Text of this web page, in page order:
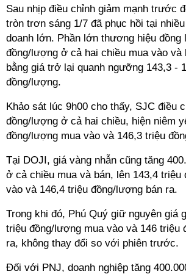
Sau nhịp điều chỉnh giảm mạnh trước
tròn trơn sáng 1/7 đã phục hồi tại
doanh lớn. Phần lớn thương hiệu đồng
đồng/lượng ở cả hai chiều mua vào và
bằng giá trở lại quanh ngưỡng 143,3 -
đồng/lượng.
Khảo sát lúc 9h00 cho thấy, SJC điều
đồng/lượng ở cả hai chiều, hiện niêm
đồng/lượng mua vào và 146,3 triệu
Tại DOJI, giá vàng nhẫn cũng tăng
ở cả chiều mua và bán, lên 143,4 triệu
vào và 146,4 triệu đồng/lượng bán ra.
Trong khi đó, Phú Quý giữ nguyên giá
triệu đồng/lượng mua vào và 146 triệu
ra, không thay đổi so với phiên trước.
Đối với PNJ, doanh nghiệp tăng